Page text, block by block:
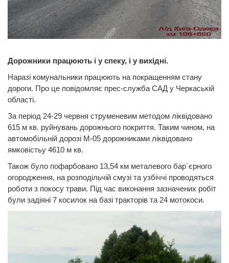
Дорожники працюють і у спеку, і у вихідні.
Наразі комунальники працюють на покращенням стану
дороги. Про це повідомляє прес-служба САД у Черкаській
області.
За період 24-29 червня струменевим методом ліквідовано
615 м кв. руйнувань дорожнього покриття. Таким чином, на
автомобільній дорозі М-05 дорожниками ліквідовано
ямковістьу 4610 м кв.
Також було пофарбовано 13,54 км металевого бар`єрного
огородження, на розподільчій смузі та узбіччі проводяться
роботи з покосу трави. Під час виконання зазначених робіт
були задіяні 7 косилок на базі тракторів та 24 мотокоси.